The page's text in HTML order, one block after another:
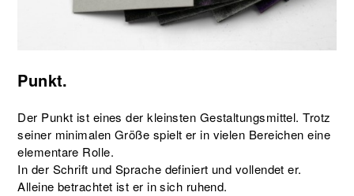
Punkt.
Der Punkt ist eines der kleinsten Gestaltungsmittel. Trotz
seiner minimalen Größe spielt er in vielen Bereichen eine
elementare Rolle.
In der Schrift und Sprache definiert und vollendet er.
Alleine betrachtet ist er in sich ruhend.